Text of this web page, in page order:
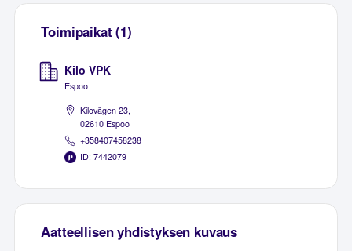
Toimipaikat (1)
Kilo VPK
Espoo
Kilovägen 23,
02610 Espoo
+358407458238
ID: 7442079
Aatteellisen yhdistyksen kuvaus